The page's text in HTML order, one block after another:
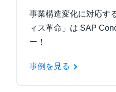
事業構造変化に対応す
ィス革命」は SAP
ー！
事例を見る